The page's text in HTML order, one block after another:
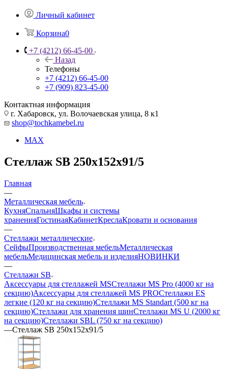
Личный кабинет
Корзина0
+7 (4212) 66-45-00
Назад
Телефоны
+7 (4212) 66-45-00
+7 (909) 823-45-00
Контактная информация
г. Хабаровск, ул. Волочаевская улица, 8 к1
shop@tochkamebel.ru
MAX
Стеллаж SB 250x152x91/5
Главная
—
Металлическая мебель
КухняСпальняШкафы и системы
храненияГостинаяКабинетКреслаКровати и основания
—
Стеллажи металлические
СейфыПроизводственная мебельМеталлическая
мебельМедицинская мебель и изделияНОВИНКИ
—
Стеллажи SB
Аксессуары для стеллажей MSСтеллажи MS Pro (4000 кг на
секцию)Аксессуары для стеллажей MS PROСтеллажи ES
легкие (120 кг на секцию)Стеллажи MS Standart (500 кг на
секцию)Стеллажи для хранения шинСтеллажи MS U (2000 кг
на секцию)Стеллажи SBL (750 кг на секцию)
—Стеллаж SB 250x152x91/5